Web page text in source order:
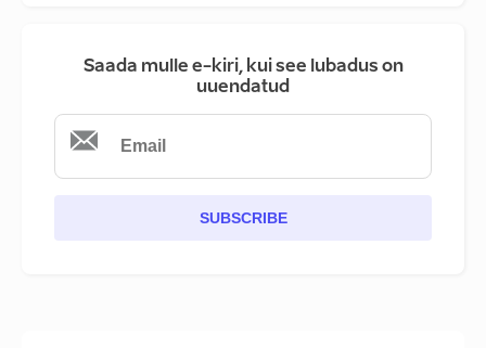
Saada mulle e-kiri, kui see lubadus on
uuendatud
SUBSCRIBE